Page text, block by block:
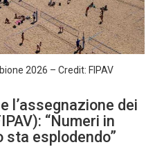
2026 – Credit: FIPAV
l’assegnazione dei
“Numeri in
esplodendo”